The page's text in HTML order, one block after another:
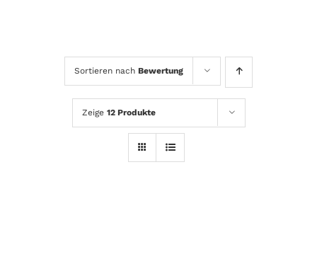
Sortieren nach Bewertung
Zeige 12 Produkte